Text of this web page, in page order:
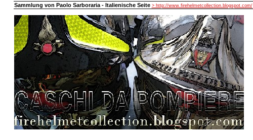
Sammlung von Paolo Sarboraria - Italienische Seite > http://www.firehelmetcollection.blogspot.com/